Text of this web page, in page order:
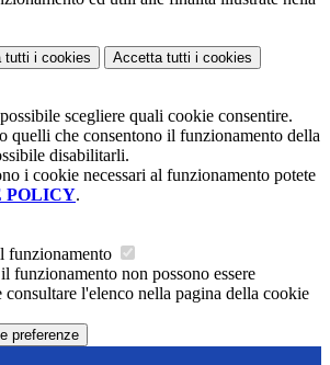
tutti i cookies Accetta tutti i cookies
scegliere quali cookie consentire.
quelli che consentono il funzionamento della
disabilitarli.
i cookie necessari al funzionamento potete
POLICY.
funzionamento
funzionamento non possono essere
l'elenco nella pagina della cookie
preferenze